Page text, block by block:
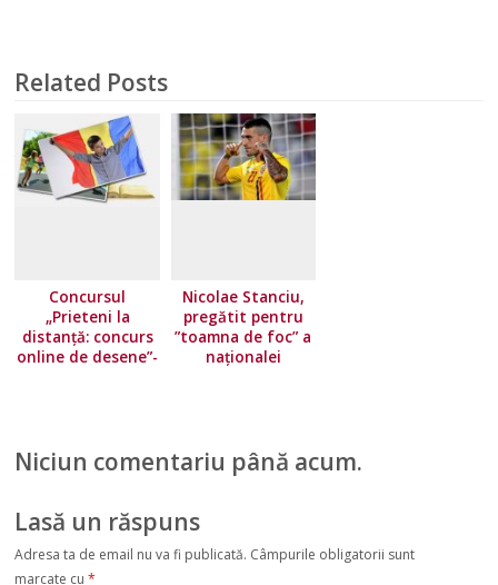
Related Posts
Concursul
„Prieteni la
distanță: concurs
online de desene”-
Nicolae Stanciu,
pregătit pentru
”toamna de foc” a
naționalei
Islanda
Niciun comentariu până acum.
Lasă un răspuns
Adresa ta de email nu va fi publicată. Câmpurile obligatorii sunt
marcate cu*